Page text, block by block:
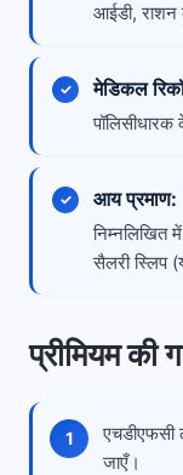
आईडी, राशन
मेडिकल
पॉलिसीधारक
आय प्रमाण:
निम्नलिखित
सैलरी स्लिप
प्रीमियम
एचडीएफसी
जाएँ।